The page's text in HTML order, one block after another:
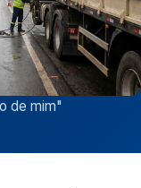
de mim"